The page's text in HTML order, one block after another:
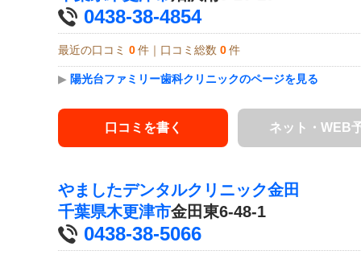
0438-38-4854
最近の口コミ 0 件｜口コミ総数 0 件
▶ 陽光台ファミリー歯科クリニックのページを見る
口コミを書く ネット・WEB
やましたデンタルクリニック金田
千葉県木更津市金田東6-48-1
0438-38-5066